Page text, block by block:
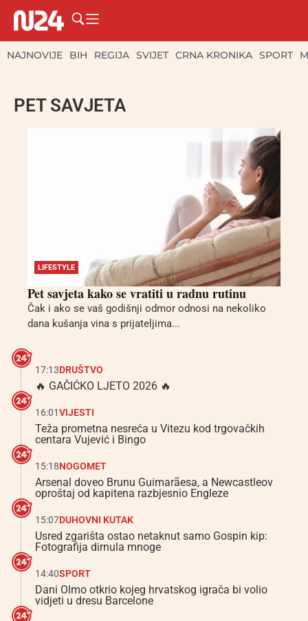
NAJNOVIJE BIH REGIJA SVIJET CRNA KRONIKA SPORT
PET SAVJETA
LIFESTYLE
Pet savjeta kako se vratiti u radnu rutinu
Čak i ako se vaš godišnji odmor odnosi na nekoliko
dana kušanja vina s prijateljima...
17:13DRUŠTVO
🔥 GAČIĆKO LJETO 2026 🔥
16:01VIJESTI
Teža prometna nesreća u Vitezu kod trgovačkih
centara Vujević i Bingo
15:18NOGOMET
Arsenal doveo Brunu Guimarãesa, a Newcastleov
oproštaj od kapitena razbjesnio Engleze
15:07DUHOVNI KUTAK
Usred zgarišta ostao netaknut samo Gospin kip:
Fotografija dirnula mnoge
14:40SPORT
Dani Olmo otkrio kojeg hrvatskog igrača bi volio
vidjeti u dresu Barcelone